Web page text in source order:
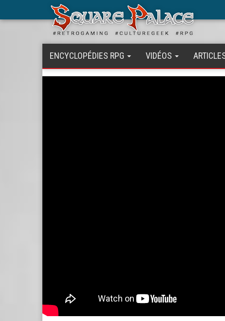
ENCYCLOPÉDIES RPG VIDÉOS